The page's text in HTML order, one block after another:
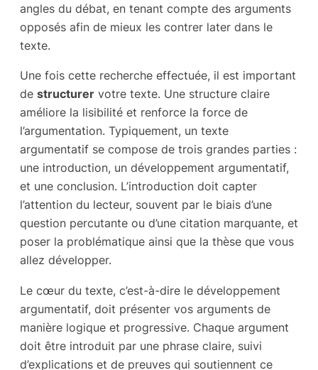
angles du débat, en tenant compte des arguments
opposés afin de mieux les contrer later dans le
texte.
Une fois cette recherche effectuée, il est important
de structurer votre texte. Une structure claire
améliore la lisibilité et renforce la force de
l’argumentation. Typiquement, un texte
argumentatif se compose de trois grandes parties :
une introduction, un développement argumentatif,
et une conclusion. L’introduction doit capter
l’attention du lecteur, souvent par le biais d’une
question percutante ou d’une citation marquante, et
poser la problématique ainsi que la thèse que vous
allez développer.
Le cœur du texte, c’est-à-dire le développement
argumentatif, doit présenter vos arguments de
manière logique et progressive. Chaque argument
doit être introduit par une phrase claire, suivi
d’explications et de preuves qui soutiennent ce